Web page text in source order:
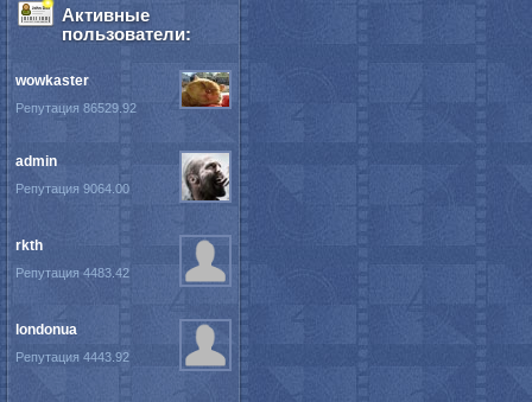
Активные
пользователи:
wowkaster
Репутация 86529.92
admin
Репутация 9064.00
rkth
Репутация 4483.42
londonua
Репутация 4443.92